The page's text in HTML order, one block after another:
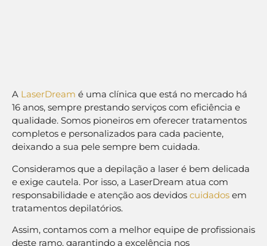
qualidade. Somos pioneiros em oferecer tratamentos
completos e personalizados para cada paciente,
deixando a sua pele sempre bem cuidada.
Consideramos que a depilação a laser é bem delicada
responsabilidade e atenção aos devidos cuidadosem
tratamentos depilatórios.
Assim, contamos com a melhor equipe de profissionais
resultados.Agende uma consultapersonalizada com